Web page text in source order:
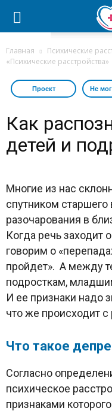
Главная Психические
«Психические расстройства»
Проект Не
Как
детей и
Многие из нас
спутником старшего
разочарования в
Когда речь заходит
говорим о
пройдет». А между
подросткам,
И ее признаки надо
что же происходит
Что такое
Согласно
психическое
признаками